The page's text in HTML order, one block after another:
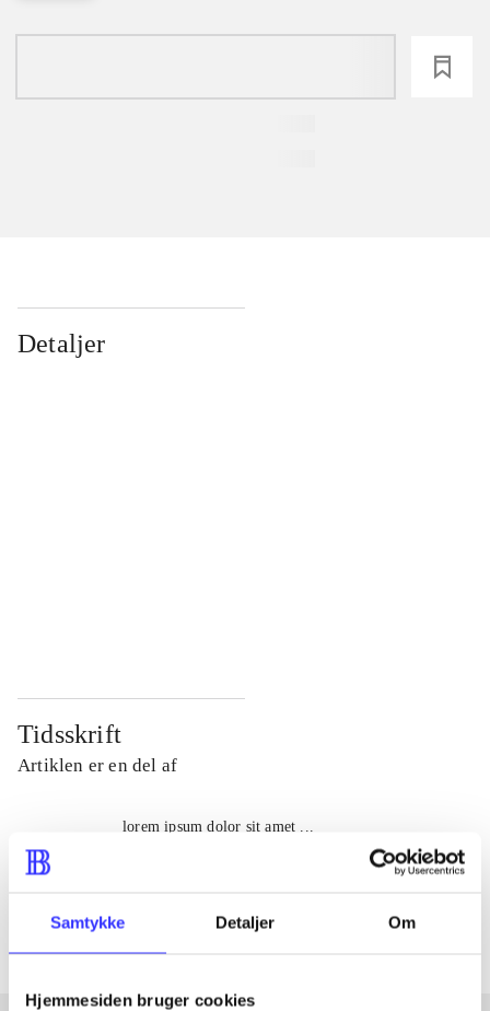
Samtykke Detaljer Om
Hjemmesiden bruger cookies
Detaljer
Tidsskrift
Artiklen er en del af
lorem ipsum dolor sit amet ...